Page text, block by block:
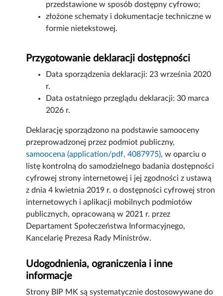
przedstawione w sposób dostępny cyfrowo;
złożone schematy i dokumentacje techniczne w
formie nietekstowej.
Przygotowanie deklaracji dostępności
Data sporządzenia deklaracji: 23 września 2020
r.
Data ostatniego przeglądu deklaracji:30 marca
2026 r.
Deklarację sporządzono na podstawie samooceny
przeprowadzonej przez podmiot publiczny,
samoocena (application/pdf, 4087975), w oparciu o
listę kontrolną do samodzielnego badania dostępności
cyfrowej strony internetowej i jej zgodności z ustawą
z dnia 4 kwietnia 2019 r. o dostępności cyfrowej stron
internetowych i aplikacji mobilnych podmiotów
publicznych, opracowaną w 2021 r. przez
Departament Społeczeństwa Informacyjnego,
Kancelarię Prezesa Rady Ministrów.
Udogodnienia, ograniczenia i inne
informacje
Strony BIP MK są systematycznie dostosowywane do